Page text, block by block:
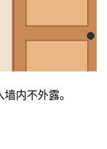
内不外露。